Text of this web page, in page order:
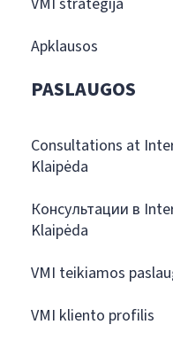
Apklausos
PASLAUGOS
Consultations at
Klaipėda
Консультации в
Klaipėda
VMI teikiamos
VMI kliento profilis